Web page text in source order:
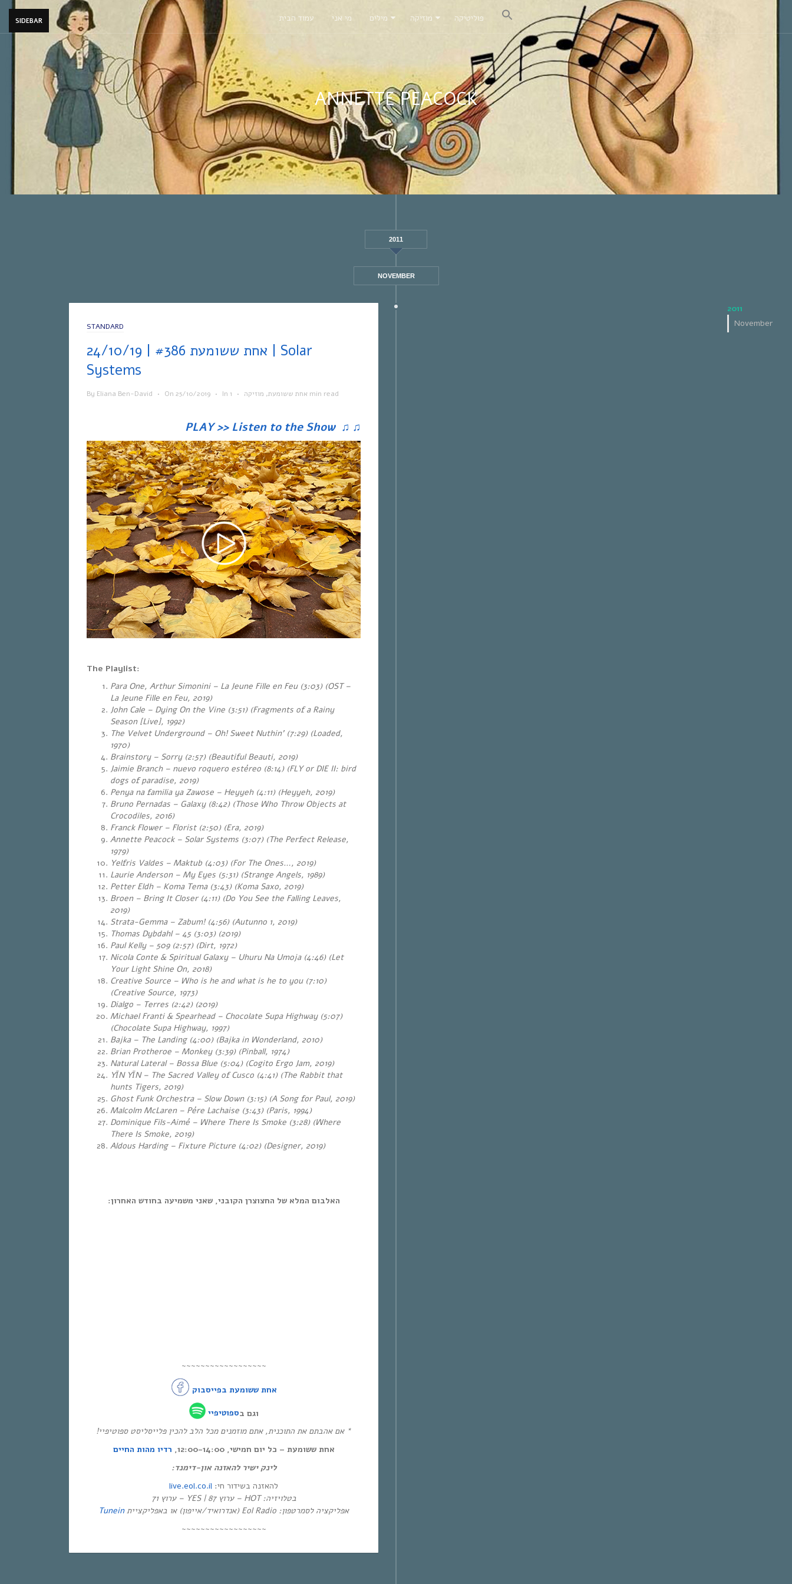
SIDEBAR עמוד הבית מי אני מילים מוזיקה פוליטיקה
ANNETTE PEACOCK
2011
NOVEMBER
2011
November
STANDARD
אחת ששומעת #386 | 24/10/19 | Solar
Systems
By Eliana Ben-David • On 25/10/2019 • In אחת ששומעת, מוזיקה • 1 min read
♫
♫
PLAY >> Listen to the Show
The Playlist:
Para One, Arthur Simonini – La Jeune Fille en Feu (3:03) (OST –
La Jeune Fille en Feu, 2019)
John Cale – Dying On the Vine (3:51) (Fragments of a Rainy
Season [Live], 1992)
The Velvet Underground – Oh! Sweet Nuthin’ (7:29) (Loaded,
1970)
Brainstory – Sorry (2:57) (Beautiful Beauti, 2019)
Jaimie Branch – nuevo roquero estéreo (8:14) (FLY or DIE II: bird
dogs of paradise, 2019)
Penya na familia ya Zawose – Heyyeh (4:11) (Heyyeh, 2019)
Bruno Pernadas – Galaxy (8:42) (Those Who Throw Objects at
Crocodiles, 2016)
Franck Flower – Florist (2:50) (Era, 2019)
Annette Peacock – Solar Systems (3:07) (The Perfect Release,
1979)
Yelfris Valdes – Maktub (4:03) (For The Ones…, 2019)
Laurie Anderson – My Eyes (5:31) (Strange Angels, 1989)
Petter Eldh – Koma Tema (3:43) (Koma Saxo, 2019)
Broen – Bring It Closer (4:11) (Do You See the Falling Leaves,
2019)
Strata-Gemma – Zabum! (4:56) (Autunno 1, 2019)
Thomas Dybdahl – 45 (3:03) (2019)
Paul Kelly – 509 (2:57) (Dirt, 1972)
Nicola Conte & Spiritual Galaxy – Uhuru Na Umoja (4:46) (Let
Your Light Shine On, 2018)
Creative Source – Who is he and what is he to you (7:10)
(Creative Source, 1973)
Dialgo – Terres (2:42) (2019)
Michael Franti & Spearhead – Chocolate Supa Highway (5:07)
(Chocolate Supa Highway, 1997)
Bajka – The Landing (4:00) (Bajka in Wonderland, 2010)
Brian Protheroe – Monkey (3:39) (Pinball, 1974)
Natural Lateral – Bossa Blue (5:04) (Cogito Ergo Jam, 2019)
YĪN YĪN – The Sacred Valley of Cusco (4:41) (The Rabbit that
hunts Tigers, 2019)
Ghost Funk Orchestra – Slow Down (3:15) (A Song for Paul, 2019)
Malcolm McLaren – Pére Lachaise (3:43) (Paris, 1994)
Dominique Fils-Aimé – Where There Is Smoke (3:28) (Where
There Is Smoke, 2019)
Aldous Harding – Fixture Picture (4:02) (Designer, 2019)
האלבום המלא של החצוצרן הקובני, שאני משמיעה בחודש האחרון:
~~~~~~~~~~~~~~~~~~
אחת ששומעת בפייסבוק
וגם בספוטיפיי
* אם אהבתם את התוכנית, אתם מוזמנים מכל הלב להכין פלייסליסט ספוטיפיי!
אחת ששומעת – כל יום חמישי, 12:00-14:00,
רדיו מהות החיים
לינק ישיר להאזנה און-דימנד:
להאזנה בשידור חי: live.eol.co.il
בטלויזיה: HOT – ערוץ 87 | YES – ערוץ 71
אפליקציה לסמרטפון: Eol Radio (אנדרואיד/אייפון) או באפליקציית
Tunein
~~~~~~~~~~~~~~~~~~